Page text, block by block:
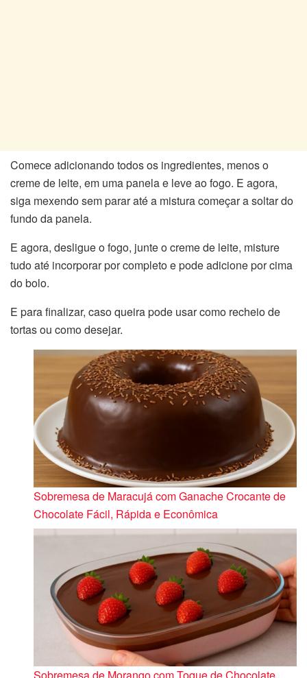
Comece adicionando todos os ingredientes, menos o
creme de leite, em uma panela e leve ao fogo. E agora,
siga mexendo sem parar até a mistura começar a soltar do
fundo da panela.
E agora, desligue o fogo, junte o creme de leite, misture
tudo até incorporar por completo e pode adicione por cima
do bolo.
E para finalizar, caso queira pode usar como recheio de
tortas ou como desejar.
Sobremesa de Maracujá com Ganache Crocante de
Chocolate Fácil, Rápida e Econômica
Sobremesa de Morango com Toque de Chocolate